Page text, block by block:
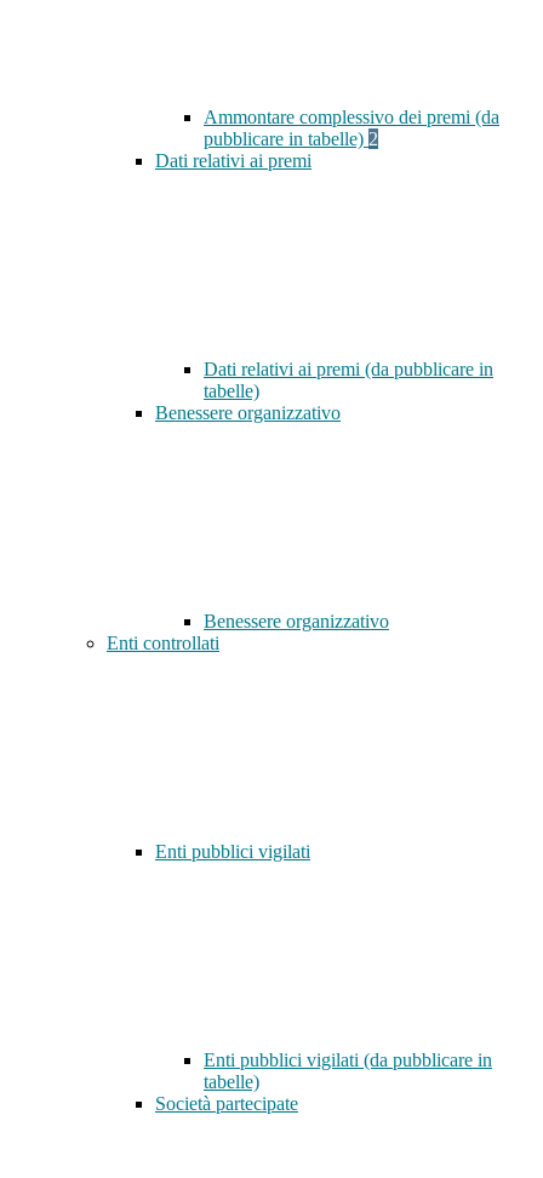
Ammontare complessivo dei premi (da
pubblicare in tabelle) 2
Dati relativi ai premi
Dati relativi ai premi (da pubblicare in
tabelle)
Benessere organizzativo
Benessere organizzativo
Enti controllati
Enti pubblici vigilati
Enti pubblici vigilati (da pubblicare in
tabelle)
Società partecipate